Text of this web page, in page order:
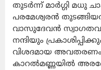
തുടർന്ന് മാർഗ്ഗി മധു
പരമേശ്വരൻ
വാസുദേവൻ
നന്ദിയും
വിശദമായ
കാറൽമണ്ണയിൽ